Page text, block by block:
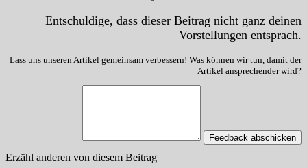
Entschuldige, dass dieser Beitrag nicht ganz deinen
Vorstellungen entsprach.
Lass uns unseren Artikel gemeinsam verbessern! Was können wir tun, damit der
Artikel ansprechender wird?
Feedback abschicken
Erzähl anderen von diesem Beitrag